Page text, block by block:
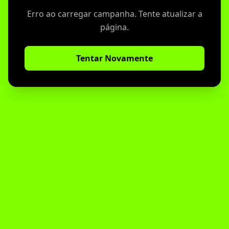
Erro ao carregar campanha. Tente atualizar a
página.
Tentar Novamente